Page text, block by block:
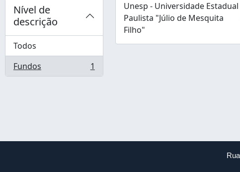
Nível de
descrição
Todos
Fundos
, 1 resultados 1
Unesp - Universidade Estadual
Paulista "Júlio de Mesquita
Filho"